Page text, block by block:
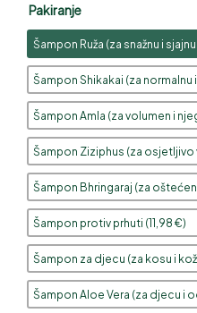
Pakiranje
Šampon Ruža (za snažnu i
Šampon Shikakai (za normalnu
Šampon Amla (za volumen i
Šampon Ziziphus (za osjetljivo
Šampon Bhringaraj (za
Šampon protiv prhuti (11,98 €)
Šampon za djecu (za kosu i
Šampon Aloe Vera (za djecu i